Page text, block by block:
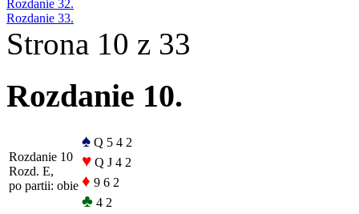
Rozdanie 32.
Rozdanie 33.
Strona 10 z 33
Rozdanie 10.
Rozdanie 10
Rozd. E,
po partii: obie
♠ Q 5 4 2
♥ Q J 4 2
♦ 9 6 2
♣ 4 2